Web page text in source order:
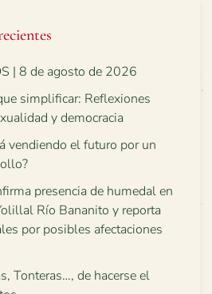
| 8 de agosto de 2026
simplificar: Reflexiones
y democracia
vendiendo el futuro por un
presencia de humedal en
Río Bananito y reporta
por posibles afectaciones
Tonteras…, de hacerse el